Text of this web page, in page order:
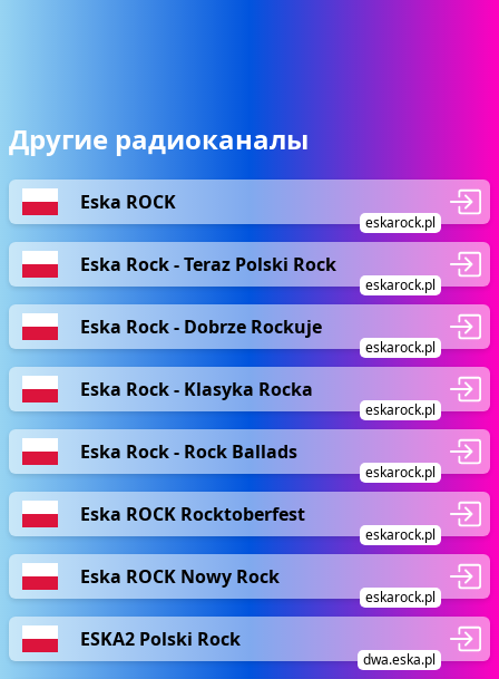
Другие радиоканалы
Eska ROCK
eskarock.pl
Eska Rock - Teraz Polski Rock
eskarock.pl
Eska Rock - Dobrze Rockuje
eskarock.pl
Eska Rock - Klasyka Rocka
eskarock.pl
Eska Rock - Rock Ballads
eskarock.pl
Eska ROCK Rocktoberfest
eskarock.pl
Eska ROCK Nowy Rock
eskarock.pl
ESKA2 Polski Rock
dwa.eska.pl